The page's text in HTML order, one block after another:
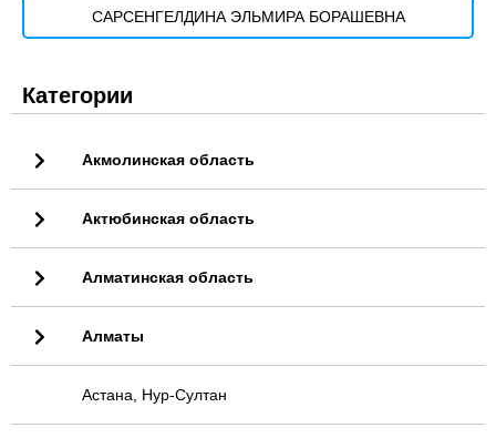
САРСЕНГЕЛДИНА ЭЛЬМИРА БОРАШЕВНА
Категории
Акмолинская область
Актюбинская область
Алматинская область
Алматы
Астана, Нур-Султан